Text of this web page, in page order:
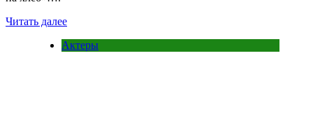
Читать далее
Актеры